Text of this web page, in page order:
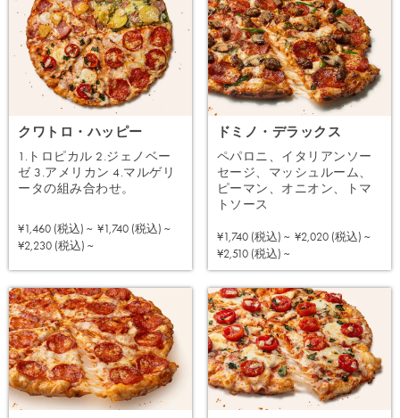
クワトロ・ハッピー
1.トロピカル 2.ジェノベー
ゼ 3.アメリカン 4.マルゲリ
ータの組み合わせ。
¥1,460 (税込) ~ ¥1,740 (税込) ~
¥2,230 (税込) ~
ドミノ・デラックス
ペパロニ、イタリアンソー
セージ、マッシュルーム、
ピーマン、オニオン、トマ
トソース
¥1,740 (税込) ~ ¥2,020 (税込) ~
¥2,510 (税込) ~